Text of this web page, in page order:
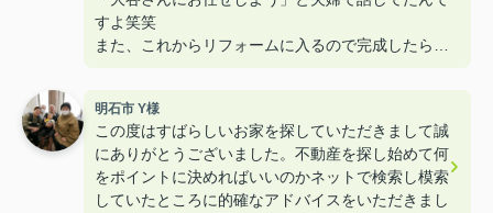
すよ笑笑
また、これからリフォームに入るので完成したら遊
明石市 Y様
この度はすばらしいお家を探していただきまして誠
にありがとうございました。不動産を探し始めて何
をポイントに決めればいいのかネットで検索し模索
していたところに的確なアドバイスをいただきまし